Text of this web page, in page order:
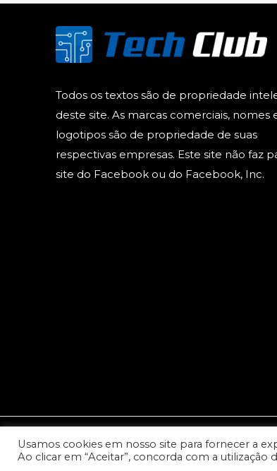
Todos os textos são de propriedade
deste site. As marcas comerciais, nomes
logotipos são de propriedade de suas
respectivas empresas. Este site não faz
site do Facebook ou do Facebook, Inc.
© 2023 Copyright: Todos os direitos
Usamos cookies em nosso site para fornecer a
Ao clicar em “Aceitar”, concorda com a utilização